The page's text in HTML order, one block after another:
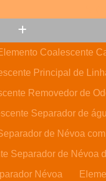
Coalescente
Principal de
Removedor de
Separador de
de Névoa
Separador de Névoa
Névoa